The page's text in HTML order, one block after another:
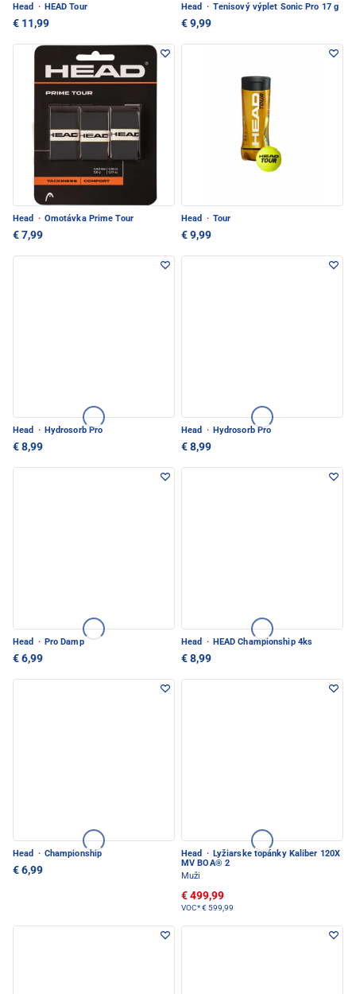
Head · HEAD Tour
€ 11,99
Head · Tenisový výplet Sonic Pro 17 g
€ 9,99
Head · Omotávka Prime Tour
€ 7,99
Head · Tour
€ 9,99
Head · Hydrosorb Pro
€ 8,99
Head · Hydrosorb Pro
€ 8,99
Head · Pro Damp
€ 6,99
Head · HEAD Championship 4ks
€ 8,99
Head · Championship
€ 6,99
Head · Lyžiarske topánky Kaliber 120X
MV BOA® 2
Muži
€ 499,99
VOC*€ 599,99